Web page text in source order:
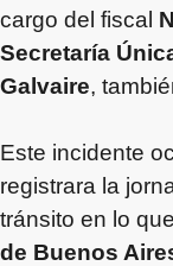
cargo del fiscal
Secretaría
Galvaire,
Este incidente
registrara la
tránsito en lo
de Buenos